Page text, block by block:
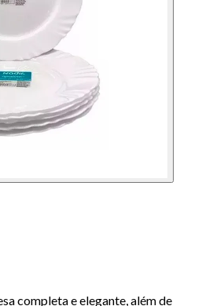
completa e elegante, além de